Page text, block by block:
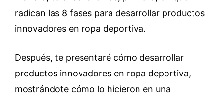
radican las 8 fases para desarrollar productos
innovadores en ropa deportiva.
Después, te presentaré cómo desarrollar
productos innovadores en ropa deportiva,
mostrándote cómo lo hicieron en una